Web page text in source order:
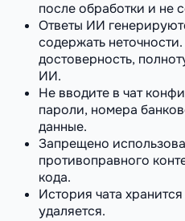
после обработки и не
Ответы ИИ
содержать
достоверность,
ИИ.
Не вводите в чат
пароли, номера
данные.
Запрещено
противоправного
кода.
История чата
удаляется.